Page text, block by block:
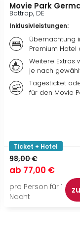
Movie Park
Bottrop, DE
Inklusivleistungen:
Übernachtung
Premium Hotel
Weitere Extras
je nach
Tagesticket
für den Movie
Ticket + Hotel
98,00 €
ab 77,00 €
pro Person für 1
Nacht